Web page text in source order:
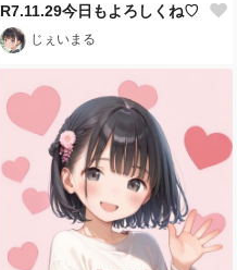
R7.11.29今日もよろしくね♡
じぇいまる